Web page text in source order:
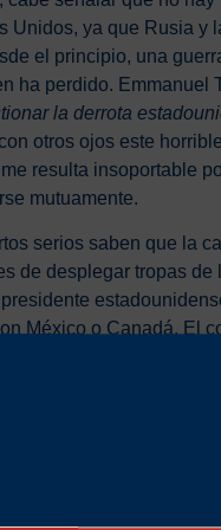
Unidos, ya que Rusia y
el principio, una
ha perdido. Emmanuel
la derrota
otros ojos este
resulta insoportable
mutuamente.
serios saben que la
de desplegar tropas
México o Canadá. El
en el que su parte
los mismos. François